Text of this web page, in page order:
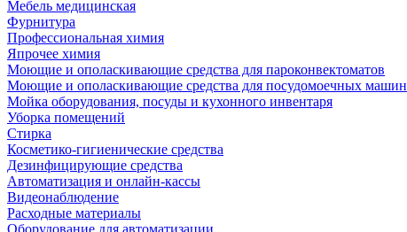
Мебель медицинская
Фурнитура
Профессиональная химия
Япрочее химия
Моющие и ополаскивающие средства для пароконвектоматов
Моющие и ополаскивающие средства для посудомоечных машин
Мойка оборудования, посуды и кухонного инвентаря
Уборка помещений
Стирка
Косметико-гигиенические средства
Дезинфицирующие средства
Автоматизация и онлайн-кассы
Видеонаблюдение
Расходные материалы
Оборудование для автоматизации